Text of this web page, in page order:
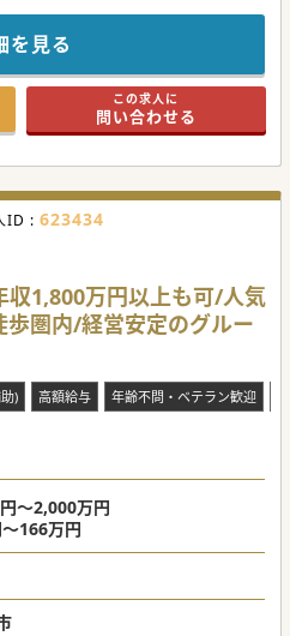
から近く、最寄駅から徒歩圏内
興味のある方はお気軽にご相談
を見る
この求人に
問い合わせる
ID : 623434
収1,800万円以上も可/人気
圏内/経営安定のグルー
) 高額給与 年齢不問・ベテラン歓迎
～2,000万円
166万円
市